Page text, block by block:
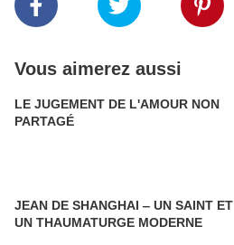
Vous aimerez aussi
LE JUGEMENT DE L'AMOUR NON
PARTAGÉ
JEAN DE SHANGHAI ‒ UN SAINT ET
UN THAUMATURGE MODERNE